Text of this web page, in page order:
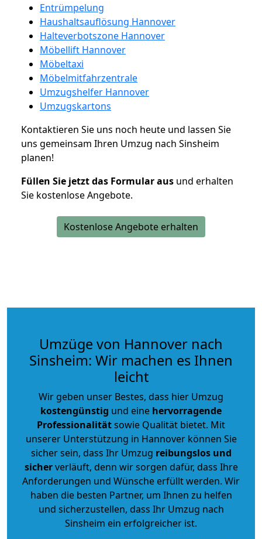
Entrümpelung
Haushaltsauflösung Hannover
Halteverbotszone Hannover
Möbellift Hannover
Möbeltaxi
Möbelmitfahrzentrale
Umzugshelfer Hannover
Umzugskartons
Kontaktieren Sie uns noch heute und lassen Sie
uns gemeinsam Ihren Umzug nach Sinsheim
planen!
Füllen Sie jetzt das Formular aus und erhalten
Sie kostenlose Angebote.
Kostenlose Angebote erhalten
Umzüge von Hannover nach
Sinsheim: Wir machen es Ihnen
leicht
Wir geben unser Bestes, dass hier Umzug
kostengünstig und eine hervorragende
Professionalitätsowie Qualität bietet. Mit
unserer Unterstützung in Hannover können Sie
sicher sein, dass Ihr Umzug reibungslos und
sicherverläuft, denn wir sorgen dafür, dass Ihre
Anforderungen und Wünsche erfüllt werden. Wir
haben die besten Partner, um Ihnen zu helfen
und sicherzustellen, dass Ihr Umzug nach
Sinsheim ein erfolgreicher ist.